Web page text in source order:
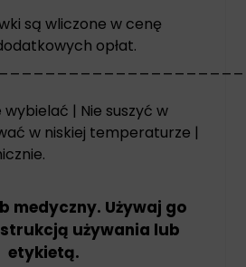
są wliczone w cenę
opłat.
wybielać | Nie suszyć w
w niskiej temperaturze |
medyczny. Używaj go
używania lub
etykietą.